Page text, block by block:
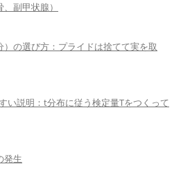
副甲状腺）
の選び方：プライドは捨てて実を取
い説明：t分布に従う検定量Tをつくって
発生